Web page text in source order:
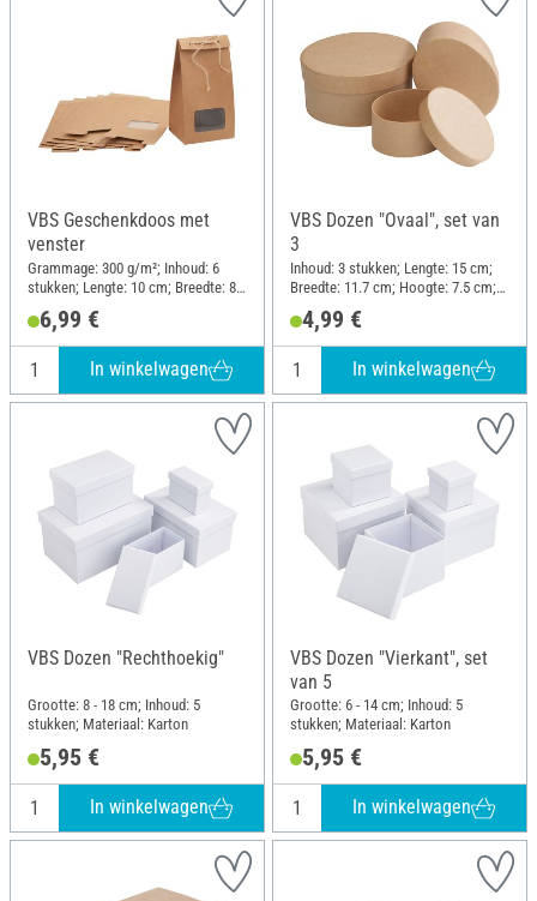
VBS Geschenkdoos met
venster
Grammage: 300 g/m²; Inhoud: 6
stukken; Lengte: 10 cm; Breedte: 8
Kraftpapier
6,99 €
In winkelwagen
VBS Dozen "Ovaal", set van
3
Inhoud: 3 stukken; Lengte: 15 cm;
Breedte: 11.7 cm; Hoogte: 7.5 cm;
4,99 €
In winkelwagen
VBS Dozen "Rechthoekig"
Grootte: 8 - 18 cm; Inhoud: 5
stukken; Materiaal: Karton
5,95 €
In winkelwagen
VBS Dozen "Vierkant", set
van 5
Grootte: 6 - 14 cm; Inhoud: 5
stukken; Materiaal: Karton
5,95 €
In winkelwagen